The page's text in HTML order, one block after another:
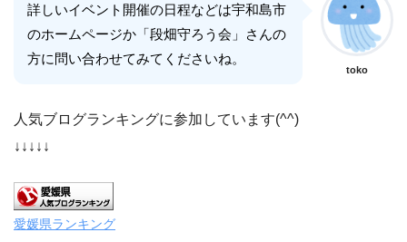
詳しいイベント開催の日程などは宇和島市
のホームページか「段畑守ろう会」さんの
方に問い合わせてみてくださいね。
toko
人気ブログランキングに参加しています(^^)
↓↓↓↓↓
愛媛県ランキング